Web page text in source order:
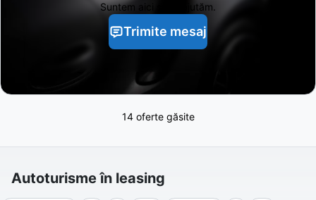
Suntem aici să te ajutăm.
Trimite mesaj
14 oferte găsite
Autoturisme în leasing